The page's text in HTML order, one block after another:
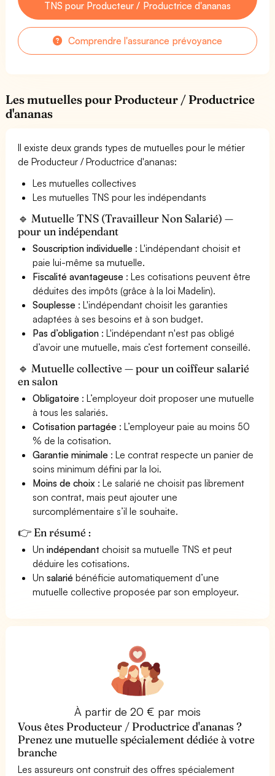
TNS pour Producteur / Productrice d'ananas
Comprendre l'assurance prévoyance
Les mutuelles pour Producteur / Productrice
d'ananas
Il existe deux grands types de mutuelles pour le métier
de Producteur / Productrice d'ananas:
Les mutuelles collectives
Les mutuelles TNS pour les indépendants
🔹 Mutuelle TNS (Travailleur Non Salarié) —
pour un indépendant
Souscription individuelle : L'indépendant choisit et
paie lui-même sa mutuelle.
Fiscalité avantageuse : Les cotisations peuvent être
déduites des impôts (grâce à la loi Madelin).
Souplesse : L'indépendant choisit les garanties
adaptées à ses besoins et à son budget.
Pas d’obligation : L'indépendant n'est pas obligé
d’avoir une mutuelle, mais c’est fortement conseillé.
🔹 Mutuelle collective — pour un coiffeur salarié
en salon
Obligatoire : L’employeur doit proposer une mutuelle
à tous les salariés.
Cotisation partagée : L’employeur paie au moins 50
% de la cotisation.
Garantie minimale : Le contrat respecte un panier de
soins minimum défini par la loi.
Moins de choix : Le salarié ne choisit pas librement
son contrat, mais peut ajouter une
surcomplémentaire s’il le souhaite.
👉 En résumé :
Unindépendant choisit sa mutuelle TNS et peut
déduire les cotisations.
Unsalarié bénéficie automatiquement d’une
mutuelle collective proposée par son employeur.
À partir de 20 € par mois
Vous êtes Producteur / Productrice d'ananas ?
Prenez une mutuelle spécialement dédiée à votre
branche
Les assureurs ont construit des offres spécialement